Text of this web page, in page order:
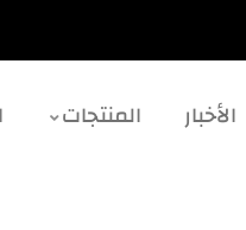
المنتجات الأخبار